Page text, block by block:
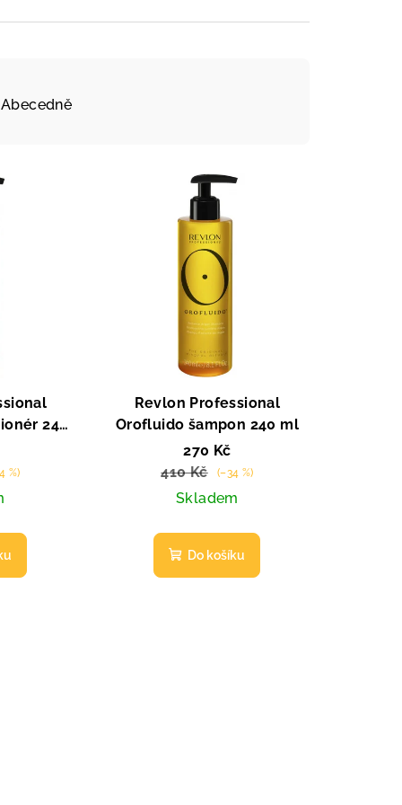
Abecedně
240
%)
Revlon Professional
Orofluido šampon 240 ml
270 Kč
410 Kč
(–34 %)
Skladem
Do košíku